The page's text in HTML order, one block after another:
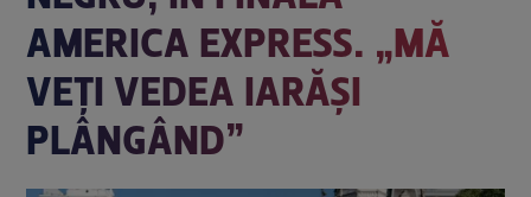
AMERICA EXPRESS. „MĂ
VEȚI VEDEA IARĂȘI
PLÂNGÂND”